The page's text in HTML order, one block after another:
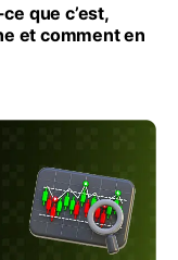
que c’est,
et comment en